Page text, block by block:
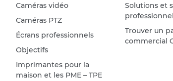
Caméras vidéo
Caméras PTZ
Écrans professionnels
Objectifs
Imprimantes pour la
maison et les PME – TPE
Solutions et
Trouver un
commercial